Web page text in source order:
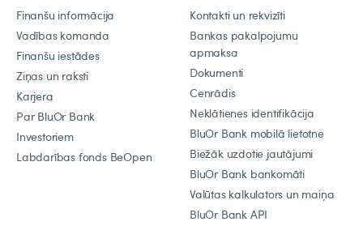
Finanšu informācija
Vadības komanda
Finanšu iestādes
Ziņas un raksti
Karjera
Par BluOr Bank
Investoriem
Labdarības fonds BeOpen
Kontakti un rekvizīti
Bankas pakalpojumu
apmaksa
Dokumenti
Cenrādis
Neklātienes identifikācija
BluOr Bank mobilā lietotne
Biežāk uzdotie jautājumi
BluOr Bank bankomāti
Valūtas kalkulators un maiņa
BluOr Bank API